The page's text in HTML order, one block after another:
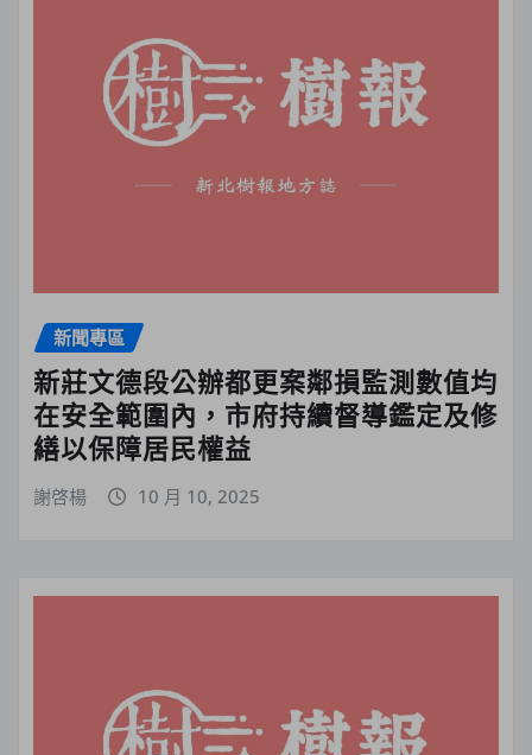
新聞專區
新莊文德段公辦都更案鄰損監測數值均
在安全範圍內，市府持續督導鑑定及修
繕以保障居民權益
謝啓楊 10 月 10, 2025